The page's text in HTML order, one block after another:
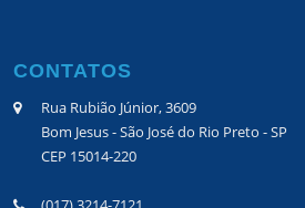
CONTATOS
Rua Rubião Júnior, 3609
Bom Jesus - São José do Rio Preto - SP
CEP 15014-220